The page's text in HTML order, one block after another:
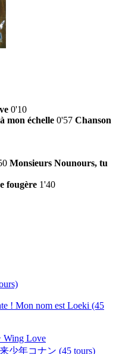
0'10
mon échelle 0'57 Chanson
Monsieurs Nounours, tu
fougère 1'40
! Mon nom est Loeki (45
Wing Love
少年コナン (45 tours)